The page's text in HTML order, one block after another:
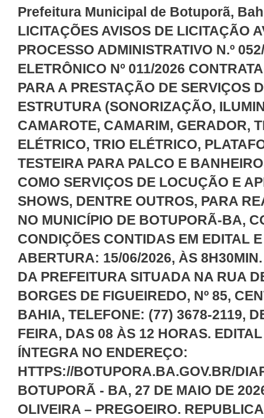
Prefeitura Municipal de Botuporã,
LICITAÇÕES AVISOS DE LICITAÇÃO
PROCESSO ADMINISTRATIVO N.º
ELETRÔNICO Nº 011/2026
PARA A PRESTAÇÃO DE SERVIÇOS
ESTRUTURA (SONORIZAÇÃO,
CAMAROTE, CAMARIM, GERADOR,
ELÉTRICO, TRIO ELÉTRICO,
TESTEIRA PARA PALCO E
COMO SERVIÇOS DE LOCUÇÃO E
SHOWS, DENTRE OUTROS, PARA
NO MUNICÍPIO DE BOTUPORÃ-BA,
CONDIÇÕES CONTIDAS EM EDITAL
ABERTURA: 15/06/2026, ÀS
DA PREFEITURA SITUADA NA RUA
BORGES DE FIGUEIREDO, Nº 85,
BAHIA, TELEFONE: (77) 3678-2119,
FEIRA, DAS 08 ÀS 12 HORAS.
ÍNTEGRA NO ENDEREÇO:
HTTPS://BOTUPORA.BA.GOV.BR/
BOTUPORÃ - BA, 27 DE MAIO DE
OLIVEIRA – PREGOEIRO.